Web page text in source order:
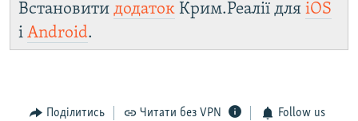
Встановити додаток Крим.Реалії для iOS
і Android.
Поділитись Читати без VPN Follow us